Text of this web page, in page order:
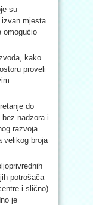
su
mjesta
omogućio
kako
proveli
do
nadzora i
razvoja
velikog broja
potrošača
i slično)
je